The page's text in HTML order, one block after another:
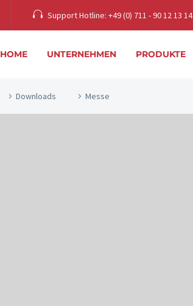
Support Hotline: +49 (0) 711 - 90 12 13 14
HOME UNTERNEHMEN PRODUKTE
Downloads Messe